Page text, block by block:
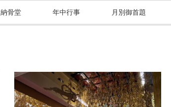
納骨堂 年中行事 月別御首題